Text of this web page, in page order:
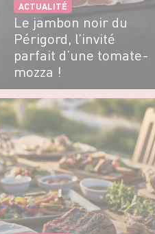
ACTUALITÉ
Le jambon noir du
Périgord, l’invité
parfait d’une tomate-
mozza !
EN SAVOIR PLUS